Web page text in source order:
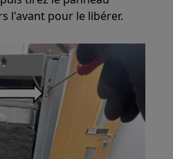
l'avant pour le libérer.